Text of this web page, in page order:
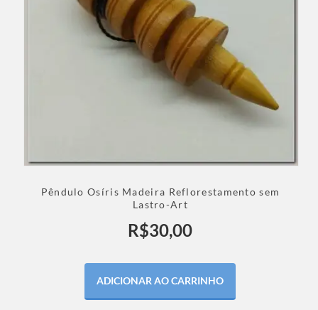
Pêndulo Osíris Madeira Reflorestamento sem
Lastro-Art
R$30,00
ADICIONAR AO CARRINHO